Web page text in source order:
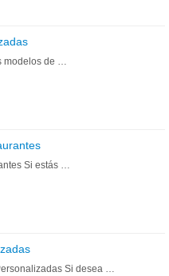
modelos de …
Si estás …
Si desea …